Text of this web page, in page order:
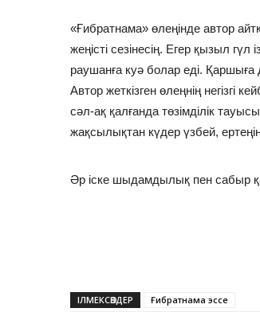
«Ғибратнама» өлеңінде автор
жеңісті сезінесің. Егер қызыл
раушанға куә болар еді.
Автор жеткізген өлеңнің негізгі
сәл-ақ қалғанда төзімділік
жақсылықтан күдер үзбей,
Әр іске шыдамдылық пен сабыр
ІЛМЕКСӨЗДЕР
Ғибратнама эссе